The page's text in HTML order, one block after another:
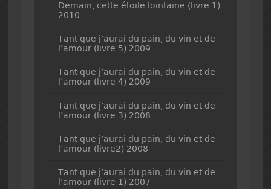
Demain, cette étoile lointaine (livre 1)
2010
Tant que j’aurai du pain, du vin et de
l’amour (livre 5) 2009
Tant que j’aurai du pain, du vin et de
l’amour (livre 4) 2009
Tant que j’aurai du pain, du vin et de
l’amour (livre 3) 2008
Tant que j’aurai du pain, du vin et de
l’amour (livre2) 2008
Tant que j’aurai du pain, du vin et de
l’amour (livre 1) 2007